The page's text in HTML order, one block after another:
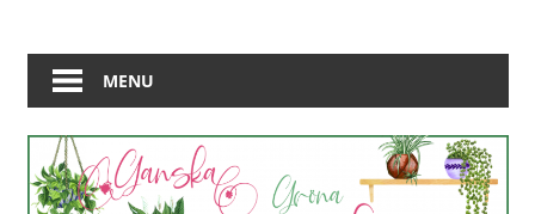
content
Ganska
Gröna
Fingrar
bloggar
om
framfart
bland
MENU